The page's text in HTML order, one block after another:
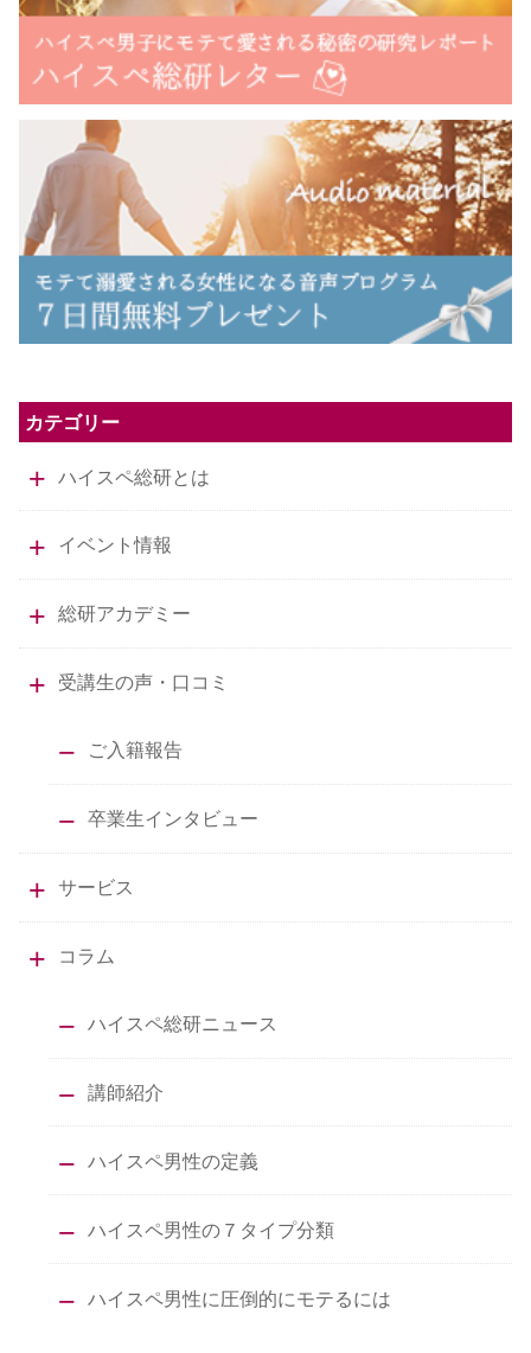
カテゴリー
ハイスペ総研とは
イベント情報
総研アカデミー
受講生の声・口コミ
ご入籍報告
卒業生インタビュー
サービス
コラム
ハイスペ総研ニュース
講師紹介
ハイスペ男性の定義
ハイスペ男性の７タイプ分類
ハイスペ男性に圧倒的にモテるには